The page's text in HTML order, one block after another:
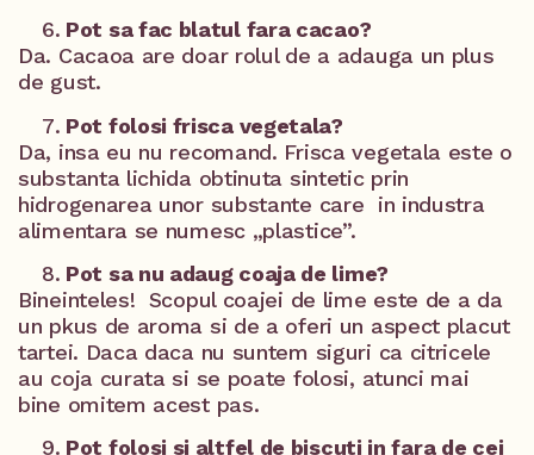
Pot sa fac blatul fara cacao?
Da. Cacaoa are doar rolul de a adauga un plus
de gust.
Pot folosi frisca vegetala?
Da, insa eu nu recomand. Frisca vegetala este o
substanta lichida obtinuta sintetic prin
hidrogenarea unor substante care in industra
alimentara se numesc „plastice”.
Pot sa nu adaug coaja de lime?
Bineinteles! Scopul coajei de lime este de a da
un pkus de aroma si de a oferi un aspect placut
tartei. Daca daca nu suntem siguri ca citricele
au coja curata si se poate folosi, atunci mai
bine omitem acest pas.
Pot folosi si altfel de biscuti in fara de cei